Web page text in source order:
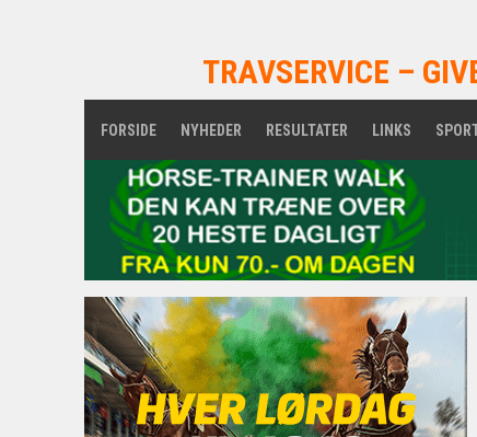
TRAVSERVICE –
FORSIDE NYHEDER RESULTATER LINKS